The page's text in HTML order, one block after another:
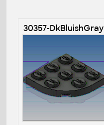
30357-DkBluishGray